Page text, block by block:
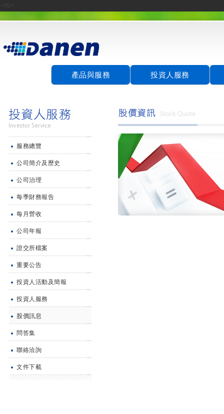
產品與服務 投資人服務
服務總覽
公司簡介及歷史
公司治理
每季財務報告
每月營收
公司年報
證交所檔案
重要公告
投資人活動及簡報
投資人服務
股價訊息
問答集
聯絡洽詢
文件下載